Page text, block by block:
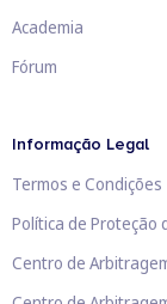
Academia
Fórum
Informação Legal
Termos e Condições
Política de Proteção
Centro de